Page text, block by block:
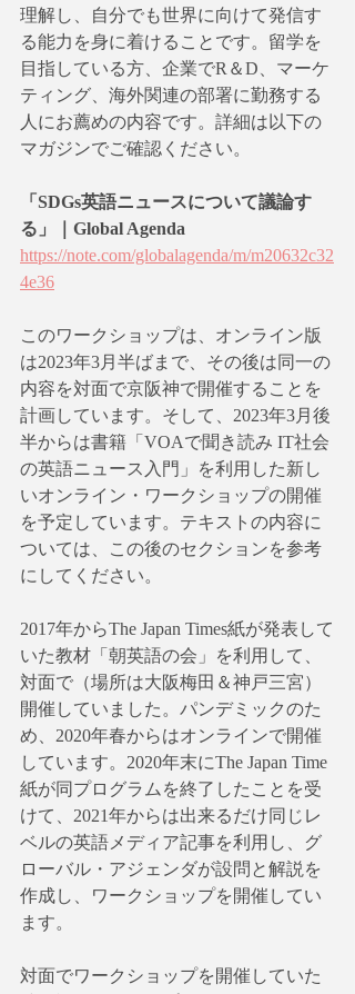
理解し、自分でも世界に向けて発信す
る能力を身に着けることです。留学を
目指している方、企業でR＆D、マーケ
ティング、海外関連の部署に勤務する
人にお薦めの内容です。詳細は以下の
マガジンでご確認ください。
「SDGs英語ニュースについて議論す
る」｜Global Agenda
https://note.com/globalagenda/m/m20632c32
4e36
このワークショップは、オンライン版
は2023年3月半ばまで、その後は同一の
内容を対面で京阪神で開催することを
計画しています。そして、2023年3月後
半からは書籍「VOAで聞き読み IT社会
の英語ニュース入門」を利用した新し
いオンライン・ワークショップの開催
を予定しています。テキストの内容に
ついては、この後のセクションを参考
にしてください。
2017年からThe Japan Times紙が発表して
いた教材「朝英語の会」を利用して、
対面で（場所は大阪梅田＆神戸三宮）
開催していました。パンデミックのた
め、2020年春からはオンラインで開催
しています。2020年末にThe Japan Time
紙が同プログラムを終了したことを受
けて、2021年からは出来るだけ同じレ
ベルの英語メディア記事を利用し、グ
ローバル・アジェンダが設問と解説を
作成し、ワークショップを開催してい
ます。
対面でワークショップを開催していた